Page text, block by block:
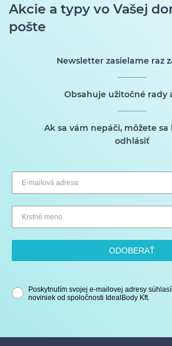
Akcie a typy vo Vašej
pošte
Newsletter zasielame raz
Obsahuje užitočné rady
Ak sa vám nepáči, môžete
odhlásiť
ODOBERAŤ
Poskytnutím svojej e-mailovej adresy
noviniek od spoločnosti IdealBody Kft.